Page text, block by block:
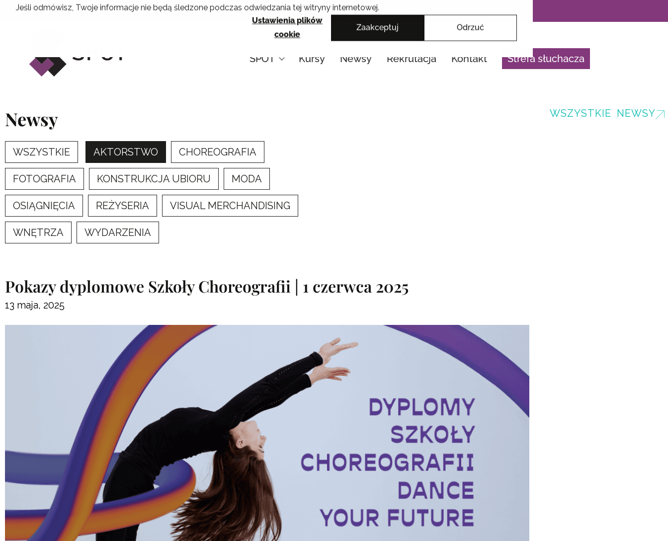
Jeśli odmówisz, Twoje informacje nie będą śledzone podczas odwiedzania tej witryny internetowej.
Ustawienia plików
cookie
Zaakceptuj Odrzuć
Przejdź
Krakowskie Szkoły Artystyczne
SPOT Kursy Newsy Rekrutacja Kontakt Strefa słuchacza
Newsy
WSZYSTKIE AKTORSTWO CHOREOGRAFIA
FOTOGRAFIA KONSTRUKCJA UBIORU MODA
OSIĄGNIĘCIA REŻYSERIA VISUAL MERCHANDISING
WNĘTRZA WYDARZENIA
WSZYSTKIE NEWSY
Pokazy dyplomowe Szkoły Choreografii | 1 czerwca 2025
13 maja, 2025